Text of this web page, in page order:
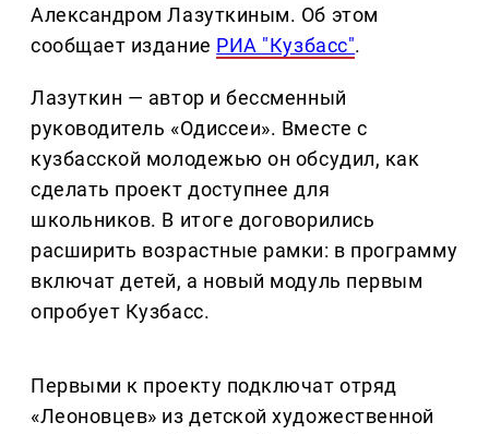
Александром Лазуткиным. Об этом
сообщает издание РИА "Кузбасс".
Лазуткин — автор и бессменный
руководитель «Одиссеи». Вместе с
кузбасской молодежью он обсудил, как
сделать проект доступнее для
школьников. В итоге договорились
расширить возрастные рамки: в программу
включат детей, а новый модуль первым
опробует Кузбасс.
Первыми к проекту подключат отряд
«Леоновцев» из детской художественной